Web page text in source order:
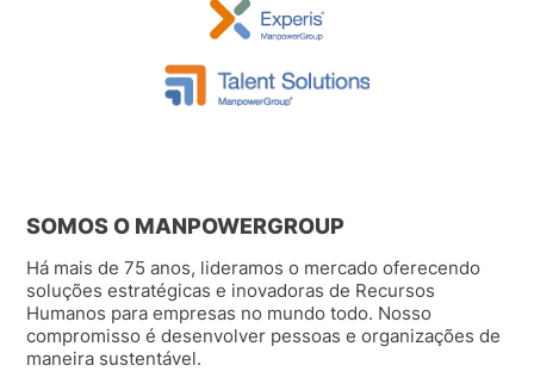
SOMOS O MANPOWERGROUP
Há mais de 75 anos, lideramos o mercado oferecendo
soluções estratégicas e inovadoras de Recursos
Humanos para empresas no mundo todo. Nosso
compromisso é desenvolver pessoas e organizações de
maneira sustentável.